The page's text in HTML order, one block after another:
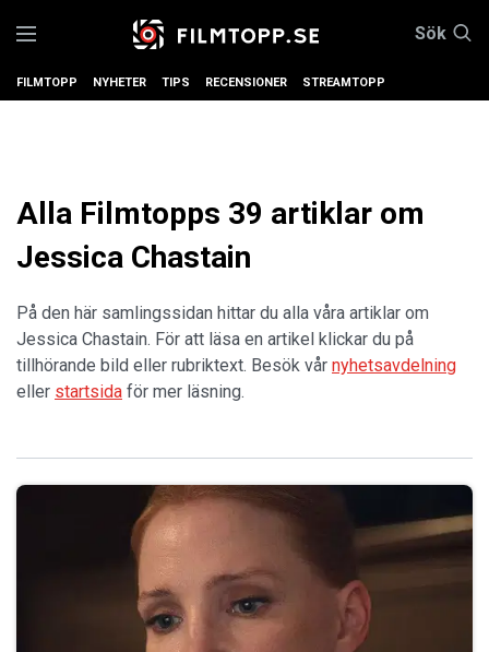
Sök
FILMTOPP NYHETER TIPS RECENSIONER STREAMTOPP
Alla Filmtopps 39 artiklar om
Jessica Chastain
På den här samlingssidan hittar du alla våra artiklar om
Jessica Chastain. För att läsa en artikel klickar du på
tillhörande bild eller rubriktext. Besök vår nyhetsavdelning
eller startsida för mer läsning.